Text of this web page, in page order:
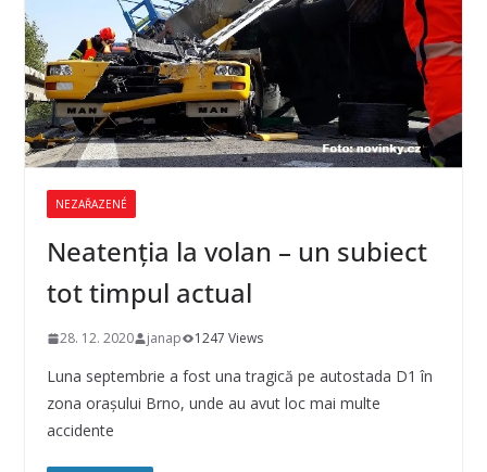
NEZAŘAZENÉ
Neatenţia la volan – un subiect
tot timpul actual
28. 12. 2020 janap 1247 Views
Luna septembrie a fost una tragică pe autostada D1 în
zona oraşului Brno, unde au avut loc mai multe
accidente